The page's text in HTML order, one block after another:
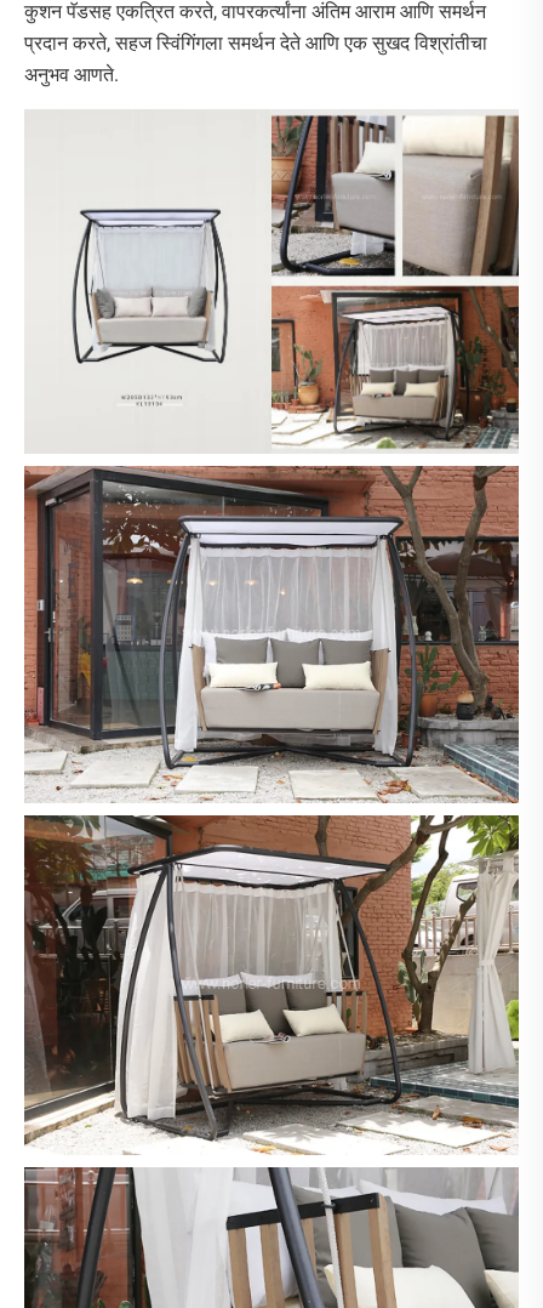
कुशन पॅडसह एकत्रित करते, वापरकर्त्यांना अंतिम आराम आणि समर्थन
प्रदान करते, सहज स्विंगिंगला समर्थन देते आणि एक सुखद विश्रांतीचा
अनुभव आणते.